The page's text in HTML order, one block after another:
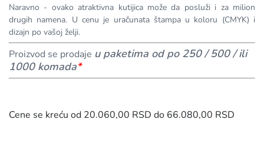
Naravno - ovako atraktivna kutijica može da posluži i za milion
drugih namena. U cenu je uračunata štampa u koloru (CMYK) i
dizajn po vašoj želji.
Proizvod se prodaje u paketima od po 250 / 500 / ili
1000 komada*
Cene se kreću od 20.060,00 RSD do 66.080,00 RSD